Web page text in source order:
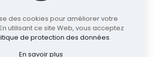
les termes et les conditions
des cookies pour améliorer votre
utilisant ce site Web, vous acceptez
de protection des données.
En savoir plus